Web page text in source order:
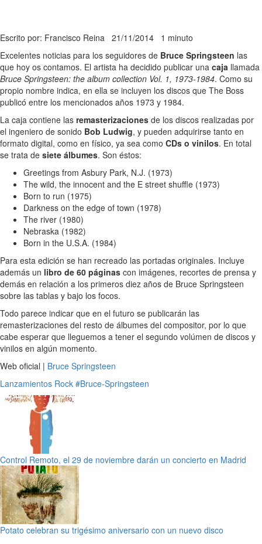
Escrito por: Francisco Reina 21/11/2014 1 minuto
Excelentes noticias para los seguidores de Bruce Springsteen las
que hoy os contamos. El artista ha decidido publicar una caja llamada
Bruce Springsteen: the album collection Vol. 1, 1973-1984. Como su
propio nombre indica, en ella se incluyen los discos que The Boss
publicó entre los mencionados años 1973 y 1984.
La caja contiene las remasterizaciones de los discos realizadas por
el ingeniero de sonido Bob Ludwig, y pueden adquirirse tanto en
formato digital, como en físico, ya sea como CDs o vinilos. En total
se trata de siete álbumes. Son éstos:
Greetings from Asbury Park, N.J. (1973)
The wild, the innocent and the E street shuffle (1973)
Born to run (1975)
Darkness on the edge of town (1978)
The river (1980)
Nebraska (1982)
Born in the U.S.A. (1984)
Para esta edición se han recreado las portadas originales. Incluye
además un libro de 60 páginas con imágenes, recortes de prensa y
demás en relación a los primeros diez años de Bruce Springsteen
sobre las tablas y bajo los focos.
Todo parece indicar que en el futuro se publicarán las
remasterizaciones del resto de álbumes del compositor, por lo que
cabe esperar que lleguemos a tener el segundo volúmen de discos y
vinilos en algún momento.
Web oficial | Bruce Springsteen
Lanzamientos Rock #Bruce-Springsteen
Control Remoto, el 29 de noviembre darán un concierto en Madrid
Potato celebran su trigésimo aniversario con un nuevo disco